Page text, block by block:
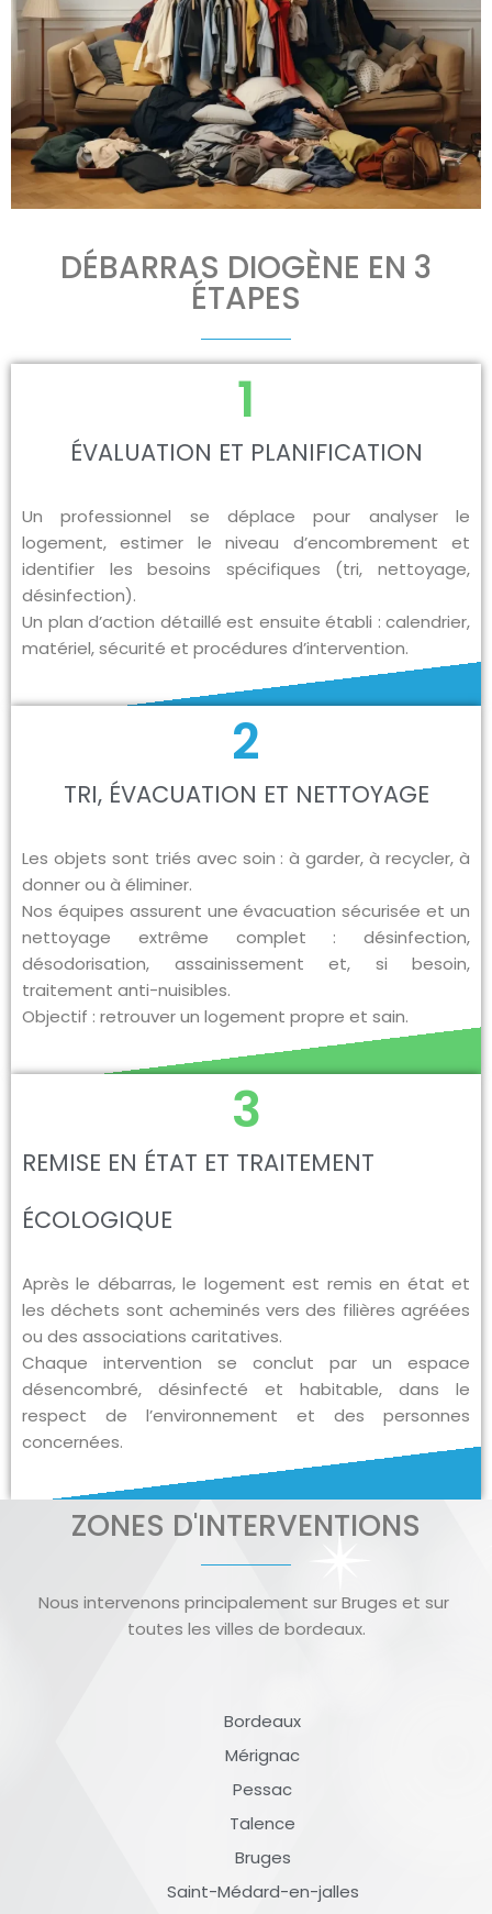
DÉBARRAS DIOGÈNE EN 3
ÉTAPES
ÉVALUATION ET PLANIFICATION
1
Un professionnel se déplace pour analyser le
logement, estimer le niveau d’encombrement et
identifier les besoins spécifiques (tri, nettoyage,
désinfection).
Un plan d’action détaillé est ensuite établi : calendrier,
matériel, sécurité et procédures d’intervention.
TRI, ÉVACUATION ET NETTOYAGE
2
Les objets sont triés avec soin : à garder, à recycler, à
donner ou à éliminer.
Nos équipes assurent une évacuation sécurisée et un
nettoyage extrême complet : désinfection,
désodorisation, assainissement et, si besoin,
traitement anti-nuisibles.
Objectif : retrouver un logement propre et sain.
REMISE EN ÉTAT ET TRAITEMENT
ÉCOLOGIQUE
3
Après le débarras, le logement est remis en état et
les déchets sont acheminés vers des filières agréées
ou des associations caritatives.
Chaque intervention se conclut par un espace
désencombré, désinfecté et habitable, dans le
respect de l’environnement et des personnes
concernées.
ZONES D'INTERVENTIONS
Nous intervenons principalement sur Bruges et sur
toutes les villes de bordeaux.
Bordeaux
Mérignac
Pessac
Talence
Bruges
Saint-Médard-en-jalles